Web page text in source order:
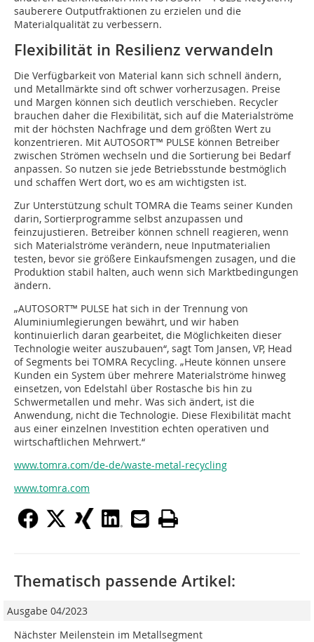
sauberere Outputfraktionen zu erzielen und die
Materialqualität zu verbessern.
Flexibilität in Resilienz verwandeln
Die Verfügbarkeit von Material kann sich schnell ändern,
und Metallmärkte sind oft schwer vorherzusagen. Preise
und Margen können sich deutlich verschieben. Recycler
brauchen daher die Flexibilität, sich auf die Materialströme
mit der höchsten Nachfrage und dem größten Wert zu
konzentrieren. Mit AUTOSORT™ PULSE können Betreiber
zwischen Strömen wechseln und die Sortierung bei Bedarf
anpassen. So nutzen sie jede Betriebsstunde bestmöglich
und schaffen Wert dort, wo es am wichtigsten ist.
Zur Unterstützung schult TOMRA die Teams seiner Kunden
darin, Sortierprogramme selbst anzupassen und
feinzujustieren. Betreiber können schnell reagieren, wenn
sich Materialströme verändern, neue Inputmaterialien
testen, bevor sie größere Einkaufsmengen zusagen, und die
Produktion stabil halten, auch wenn sich Marktbedingungen
ändern.
„AUTOSORT™ PULSE hat sich in der Trennung von
Aluminiumlegierungen bewährt, und wir haben
kontinuierlich daran gearbeitet, die Möglichkeiten dieser
Technologie weiter auszubauen“, sagt Tom Jansen, VP, Head
of Segments bei TOMRA Recycling. „Heute können unsere
Kunden ein System über mehrere Materialströme hinweg
einsetzen, von Edelstahl über Rostasche bis hin zu
Schwermetallen und mehr. Was sich ändert, ist die
Anwendung, nicht die Technologie. Diese Flexibilität macht
aus einer einzelnen Investition echten operativen und
wirtschaftlichen Mehrwert.“
www.tomra.com/de-de/waste-metal-recycling
www.tomra.com
Thematisch passende Artikel:
Ausgabe 04/2023
Nächster Meilenstein im Metallsegment